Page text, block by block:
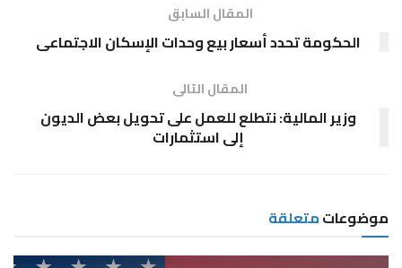
المقال السابق
الحكومة تحدد أسعار بيع وحدات الإسكان الاجتماعى
المقال التالى
وزير المالية: نتطلع للعمل على تحويل بعض الديون
إلى استثمارات
موضوعاتمتعلقة